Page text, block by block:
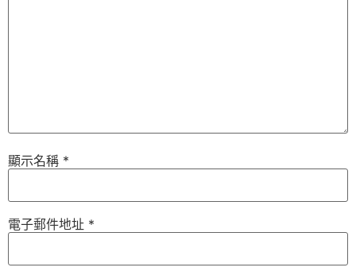
顯示名稱 *
電子郵件地址 *